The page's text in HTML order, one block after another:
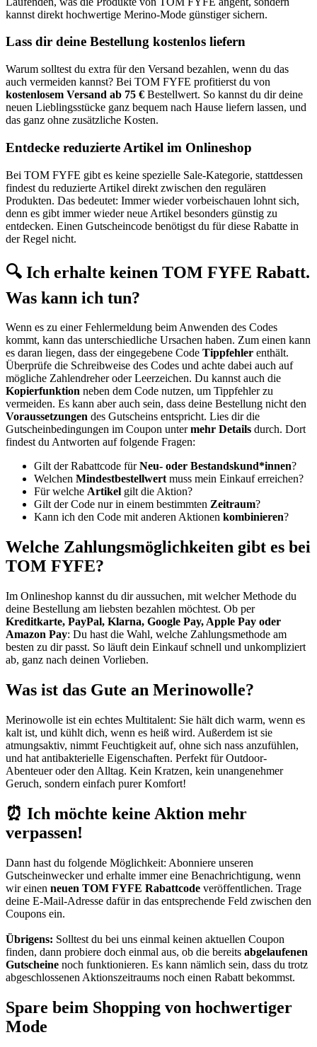
kannst direkt hochwertige Merino-Mode günstiger sichern.
Lass dir deine Bestellung kostenlos liefern
Warum solltest du extra für den Versand bezahlen, wenn du das
auch vermeiden kannst? Bei TOM FYFE profitierst du von
kostenlosem Versand ab 75 € Bestellwert. So kannst du dir deine
neuen Lieblingsstücke ganz bequem nach Hause liefern lassen, und
das ganz ohne zusätzliche Kosten.
Entdecke reduzierte Artikel im Onlineshop
Bei TOM FYFE gibt es keine spezielle Sale-Kategorie, stattdessen
findest du reduzierte Artikel direkt zwischen den regulären
Produkten. Das bedeutet: Immer wieder vorbeischauen lohnt sich,
denn es gibt immer wieder neue Artikel besonders günstig zu
entdecken. Einen Gutscheincode benötigst du für diese Rabatte in
der Regel nicht.
🔍 Ich erhalte keinen TOM FYFE Rabatt.
Was kann ich tun?
Wenn es zu einer Fehlermeldung beim Anwenden des Codes
kommt, kann das unterschiedliche Ursachen haben. Zum einen kann
es daran liegen, dass der eingegebene Code Tippfehler enthält.
Überprüfe die Schreibweise des Codes und achte dabei auch auf
mögliche Zahlendreher oder Leerzeichen. Du kannst auch die
Kopierfunktion neben dem Code nutzen, um Tippfehler zu
vermeiden. Es kann aber auch sein, dass deine Bestellung nicht den
Voraussetzungen des Gutscheins entspricht. Lies dir die
Gutscheinbedingungen im Coupon untermehr Details durch. Dort
findest du Antworten auf folgende Fragen:
Gilt der Rabattcode fürNeu- oder Bestandskund*innen?
Welchen Mindestbestellwertmuss mein Einkauf erreichen?
Für welche Artikel gilt die Aktion?
Gilt der Code nur in einem bestimmten Zeitraum?
Kann ich den Code mit anderen Aktionen kombinieren?
Welche Zahlungsmöglichkeiten gibt es bei
TOM FYFE?
Im Onlineshop kannst du dir aussuchen, mit welcher Methode du
deine Bestellung am liebsten bezahlen möchtest. Ob per
Kreditkarte, PayPal, Klarna, Google Pay, Apple Pay oder
Amazon Pay: Du hast die Wahl, welche Zahlungsmethode am
besten zu dir passt. So läuft dein Einkauf schnell und unkompliziert
ab, ganz nach deinen Vorlieben.
Was ist das Gute an Merinowolle?
Merinowolle ist ein echtes Multitalent: Sie hält dich warm, wenn es
kalt ist, und kühlt dich, wenn es heiß wird. Außerdem ist sie
atmungsaktiv, nimmt Feuchtigkeit auf, ohne sich nass anzufühlen,
und hat antibakterielle Eigenschaften. Perfekt für Outdoor-
Abenteuer oder den Alltag. Kein Kratzen, kein unangenehmer
Geruch, sondern einfach purer Komfort!
⏰ Ich möchte keine Aktion mehr
verpassen!
Dann hast du folgende Möglichkeit: Abonniere unseren
Gutscheinweckerund erhalte immer eine Benachrichtigung, wenn
wir einen neuen TOM FYFE Rabattcode veröffentlichen. Trage
deine E-Mail-Adresse dafür in das entsprechende Feld zwischen den
Coupons ein.
Übrigens: Solltest du bei uns einmal keinen aktuellen Coupon
finden, dann probiere doch einmal aus, ob die bereits abgelaufenen
Gutscheine noch funktionieren. Es kann nämlich sein, dass du trotz
abgeschlossenen Aktionszeitraums noch einen Rabatt bekommst.
Spare beim Shopping von hochwertiger
Mode